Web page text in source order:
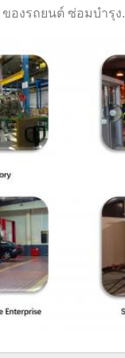
องรถยนต์ ซ่อมบำรุง.